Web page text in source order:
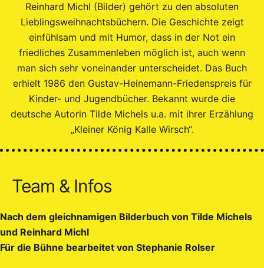
Reinhard Michl (Bilder) gehört zu den absoluten
Lieblingsweihnachtsbüchern. Die Geschichte zeigt
einfühlsam und mit Humor, dass in der Not ein
friedliches Zusammenleben möglich ist, auch wenn
man sich sehr voneinander unterscheidet. Das Buch
erhielt 1986 den Gustav-Heinemann-Friedenspreis für
Kinder- und Jugendbücher. Bekannt wurde die
deutsche Autorin Tilde Michels u.a. mit ihrer Erzählung
„Kleiner König Kalle Wirsch“.
Team & Infos
Nach dem gleichnamigen Bilderbuch von Tilde Michels
und Reinhard Michl
Für die Bühne bearbeitet von Stephanie Rolser